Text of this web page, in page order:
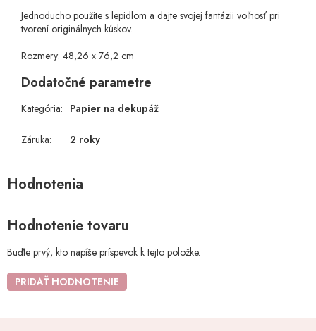
Jednoducho použite s lepidlom a dajte svojej fantázii voľnosť pri
tvorení originálnych kúskov.
Rozmery: 48,26 x 76,2 cm
Dodatočné parametre
Kategória: Papier na dekupáž
Záruka: 2 roky
Hodnotenie tovaru
Buďte prvý, kto napíše príspevok k tejto položke.
PRIDAŤ HODNOTENIE